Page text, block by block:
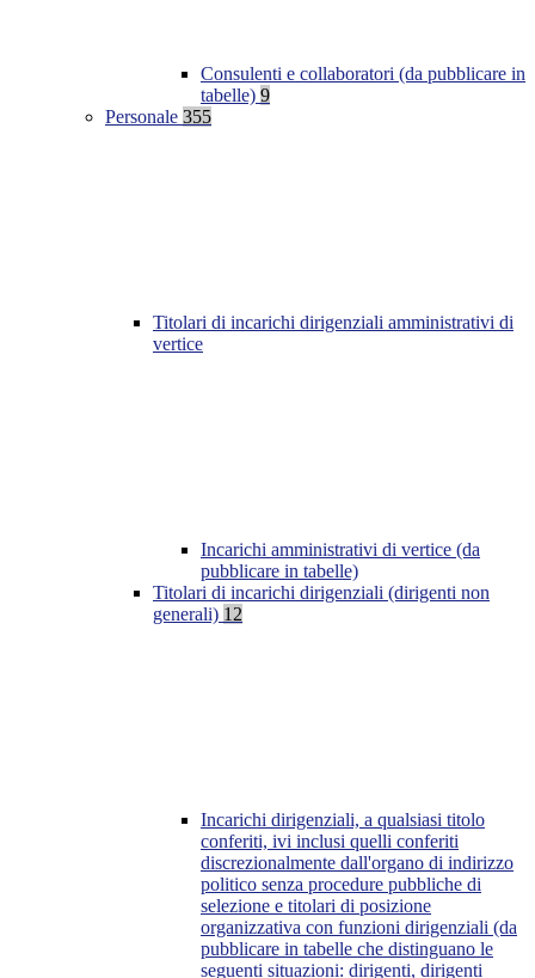
Consulenti e collaboratori (da pubblicare in
tabelle) 9
Personale 355
Titolari di incarichi dirigenziali amministrativi di
vertice
Incarichi amministrativi di vertice (da
pubblicare in tabelle)
Titolari di incarichi dirigenziali (dirigenti non
generali) 12
Incarichi dirigenziali, a qualsiasi titolo
conferiti, ivi inclusi quelli conferiti
discrezionalmente dall'organo di indirizzo
politico senza procedure pubbliche di
selezione e titolari di posizione
organizzativa con funzioni dirigenziali (da
pubblicare in tabelle che distinguano le
seguenti situazioni: dirigenti, dirigenti